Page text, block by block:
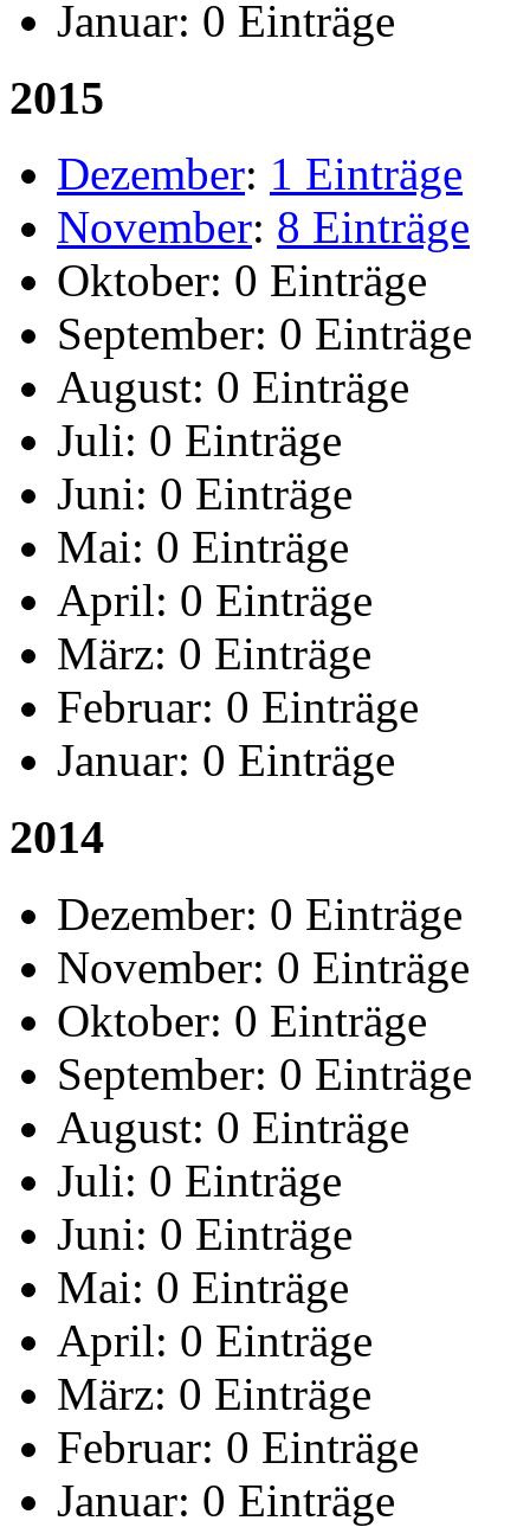
Januar: 0 Einträge
2015
Dezember: 1 Einträge
November: 8 Einträge
Oktober: 0 Einträge
September: 0 Einträge
August: 0 Einträge
Juli: 0 Einträge
Juni: 0 Einträge
Mai: 0 Einträge
April: 0 Einträge
März: 0 Einträge
Februar: 0 Einträge
Januar: 0 Einträge
2014
Dezember: 0 Einträge
November: 0 Einträge
Oktober: 0 Einträge
September: 0 Einträge
August: 0 Einträge
Juli: 0 Einträge
Juni: 0 Einträge
Mai: 0 Einträge
April: 0 Einträge
März: 0 Einträge
Februar: 0 Einträge
Januar: 0 Einträge